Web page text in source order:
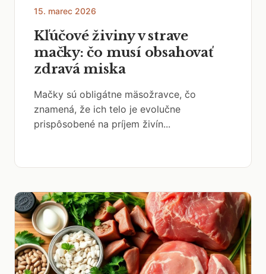
15. marec 2026
Kľúčové živiny v strave
mačky: čo musí obsahovať
zdravá miska
Mačky sú obligátne mäsožravce, čo
znamená, že ich telo je evolučne
prispôsobené na príjem živín...